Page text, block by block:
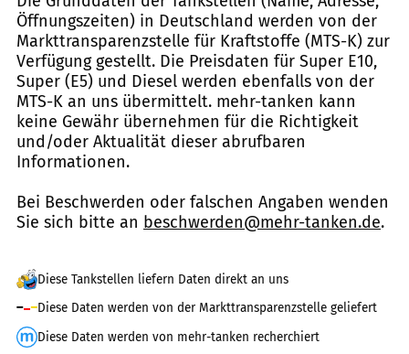
Öffnungszeiten) in Deutschland werden von der
Markttransparenzstelle für Kraftstoffe (MTS-K) zur
Verfügung gestellt. Die Preisdaten für Super E10,
Super (E5) und Diesel werden ebenfalls von der
MTS-K an uns übermittelt. mehr-tanken kann
keine Gewähr übernehmen für die Richtigkeit
und/oder Aktualität dieser abrufbaren
Informationen.
Bei Beschwerden oder falschen Angaben wenden
Sie sich bitte an beschwerden@mehr-tanken.de.
Diese Tankstellen liefern Daten direkt an uns
Diese Daten werden von der Markttransparenzstelle geliefert
Diese Daten werden von mehr-tanken recherchiert